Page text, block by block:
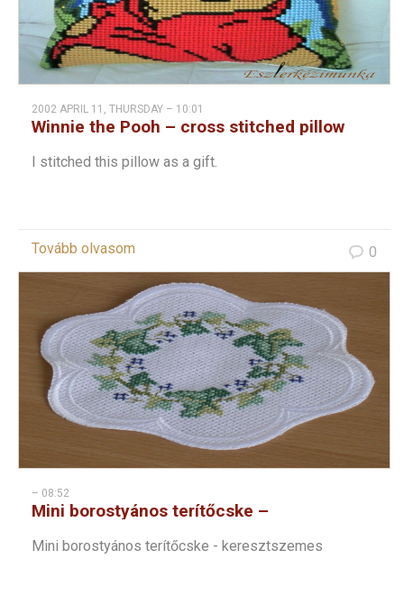
2002 APRIL 11, THURSDAY – 10:01
Winnie the Pooh – cross stitched pillow
I stitched this pillow as a gift.
Tovább olvasom 0
– 08:52
Mini borostyános terítőcske –
Mini borostyános terítőcske - keresztszemes